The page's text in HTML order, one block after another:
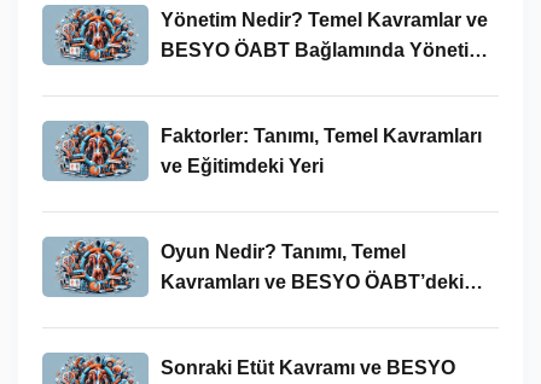
Yönetim Nedir? Temel Kavramlar ve
BESYO ÖABT Bağlamında Yönetim
Faktorler: Tanımı, Temel Kavramları
ve Eğitimdeki Yeri
Oyun Nedir? Tanımı, Temel
Kavramları ve BESYO ÖABT’deki
Sonraki Etüt Kavramı ve BESYO